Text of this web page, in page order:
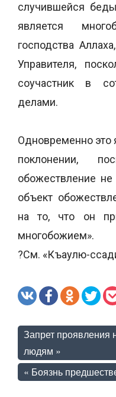
случившейся
является
господства
Управителя,
соучастник в
делами.
Одновременно это
поклонении,
обожествление
объект
на то, что он
многобожием».
?См. «Къаулю-
Запрет проявления
людям »
« Боязнь